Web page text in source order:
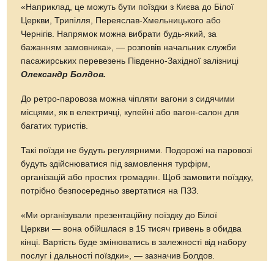
«Наприклад, це можуть бути поїздки з Києва до Білої
Церкви, Трипілля, Переяслав-Хмельницького або
Чернігів. Напрямок можна вибрати будь-який, за
бажанням замовника», — розповів начальник служби
пасажирських перевезень Південно-Західної залізниці
Олександр Болдов.
До ретро-паровоза можна чіпляти вагони з сидячими
місцями, як в електричці, купейні або вагон-салон для
багатих туристів.
Такі поїзди не будуть регулярними. Подорожі на паровозі
будуть здійснюватися під замовлення турфірм,
організацій або простих громадян. Щоб замовити поїздку,
потрібно безпосередньо звертатися на ПЗЗ.
«Ми організували презентаційну поїздку до Білої
Церкви — вона обійшлася в 15 тисяч гривень в обидва
кінці. Вартість буде змінюватись в залежності від набору
послуг і дальності поїздки», — зазначив Болдов.